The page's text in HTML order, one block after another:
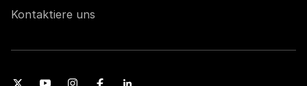
Kontaktiere uns